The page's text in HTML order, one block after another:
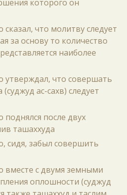
которого он
сказал, что молитву следует
за основу то количество
наиболее
утверждал, что совершать
ас-сахв) следует
поднялся после двух
ташаххуда
сидя, забыл совершить
вместе с двумя земными
оплошности (суджуд